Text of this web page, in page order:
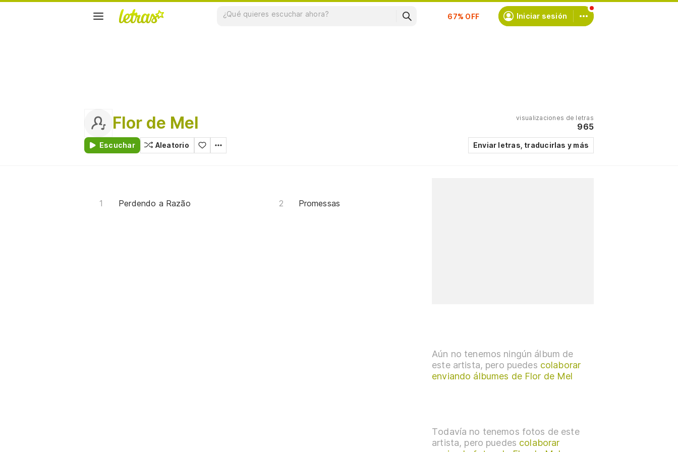
Suscríbete
Iniciar sesión
Flor de Mel
Escuchar Aleatorio
visualizaciones de letras
965
Enviar letras, traducirlas y más
Perdendo a Razão Promessas
Aún no tenemos ningún álbum de
este artista, pero puedes colaborar
enviando álbumes de Flor de Mel
Todavía no tenemos fotos de este
artista, pero puedes colaborar